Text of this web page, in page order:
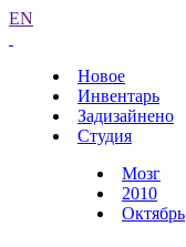
EN
Новое
Инвентарь
Задизайнено
Студия
Мозг
2010
Октябрь